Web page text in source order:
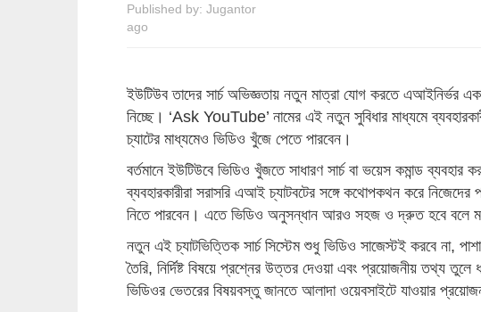
Published by: Jugantor
ago
ইউটিউব তাদের সার্চ অভিজ্ঞতায় নতুন মাত্রা যোগ করতে এআইনির্ভর
নিচ্ছে। ‘Ask YouTube’ নামের এই নতুন সুবিধার মাধ্যমে
চ্যাটের মাধ্যমেও ভিডিও খুঁজে পেতে পারবেন।
বর্তমানে ইউটিউবে ভিডিও খুঁজতে সাধারণ সার্চ বা ভয়েস কমান্ড
ব্যবহারকারীরা সরাসরি এআই চ্যাটবটের সঙ্গে কথোপকথন করে
নিতে পারবেন। এতে ভিডিও অনুসন্ধান আরও সহজ ও দ্রুত হবে বলে
নতুন এই চ্যাটভিত্তিক সার্চ সিস্টেম শুধু ভিডিও সাজেস্টই করবে না,
তৈরি, নির্দিষ্ট বিষয়ে প্রশ্নের উত্তর দেওয়া এবং প্রয়োজনীয় তথ্য
ভিডিওর ভেতরের বিষয়বস্তু জানতে আলাদা ওয়েবসাইটে যাওয়ার